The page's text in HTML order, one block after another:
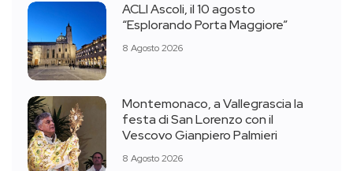
ACLI Ascoli, il 10 agosto
“Esplorando Porta Maggiore”
8 Agosto 2026
Montemonaco, a Vallegrascia la
festa di San Lorenzo con il
Vescovo Gianpiero Palmieri
8 Agosto 2026